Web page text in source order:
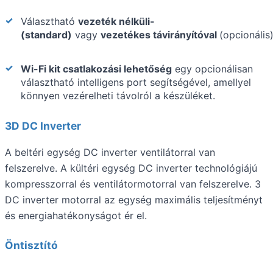
Választható vezeték nélküli-
(standard) vagy vezetékes távirányítóval
Wi-Fi kit csatlakozási lehetőség egy opcionálisan
választható intelligens port segítségével, amellyel
könnyen vezérelheti távolról a készüléket.
3D DC Inverter
A beltéri egység DC inverter ventilátorral van
felszerelve. A kültéri egység DC inverter technológiájú
kompresszorral és ventilátormotorral van felszerelve. 3
DC inverter motorral az egység maximális teljesítményt
és energiahatékonyságot ér el.
Öntisztító